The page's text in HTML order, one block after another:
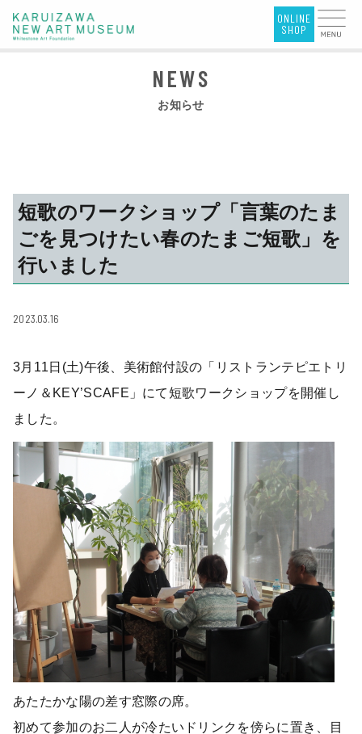
お知らせ
短歌のワークショップ「言葉のたま
ごを見つけたい春のたまご短歌」を
行いました
2023.03.16
3月11日(土)午後、美術館付設の「リストランテピエトリ
ーノ＆KEY’SCAFE」にて短歌ワークショップを開催し
ました。
あたたかな陽の差す窓際の席。
初めて参加のお二人が冷たいドリンクを傍らに置き、目